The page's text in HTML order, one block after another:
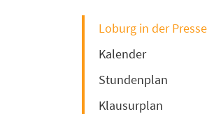
Loburg in der Presse
Kalender
Stundenplan
Klausurplan